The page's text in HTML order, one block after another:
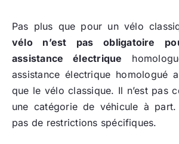
Pas plus que pour un vélo
vélo n’est pas obligatoire
assistance électrique
assistance électrique homologué
que le vélo classique. Il n’est pas
une catégorie de véhicule à part.
pas de restrictions spécifiques.